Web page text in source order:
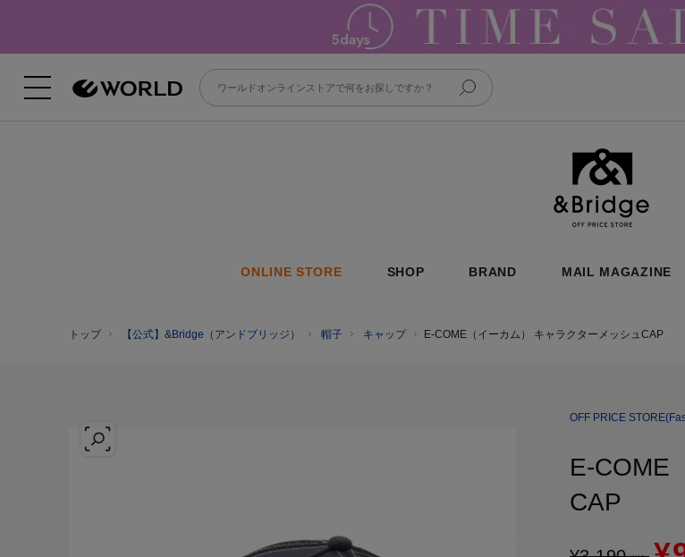
ONLINE STORE SHOP BRAND MAIL MAGAZINE
トップ 【公式】&Bridge（アンドブリッジ） 帽子 キャップ E-COME（イーカム） キャラクターメッシュCAP
OFF PRICE
E-COME
CAP